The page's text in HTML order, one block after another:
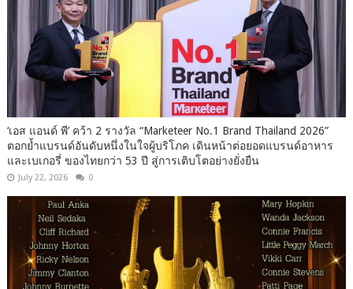
‘เอส แอนด์ พี’ คว้า 2 รางวัล “Marketeer No.1 Brand Thailand 2026”
ตอกย้ำแบรนด์อันดับหนึ่งในใจผู้บริโภค เดินหน้าต่อยอดแบรนด์อาหาร
และเบเกอรี่ ของไทยกว่า 53 ปี สู่การเติบโตอย่างยั่งยืน
July 22, 2026 0